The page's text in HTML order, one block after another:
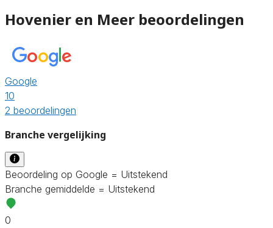
Hovenier en Meer beoordelingen
Google
10
2 beoordelingen
Branche vergelijking
Beoordeling op Google = Uitstekend
Branche gemiddelde = Uitstekend
0